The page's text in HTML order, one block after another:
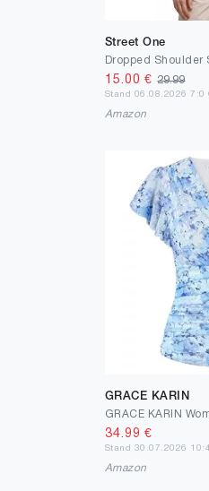
Street One
15.00 €29.99
Stand 06.08.2026 7:0
Amazon
GRACE KARIN
34.99 €
Stand 30.07.2026
Amazon